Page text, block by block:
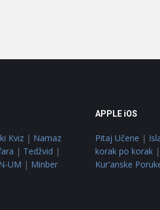
Kviz| Namaz
| Tedžvid |
UM | Minber
APPLE iOS
Pitaj Učene |
korak po korak |
Kur'anske